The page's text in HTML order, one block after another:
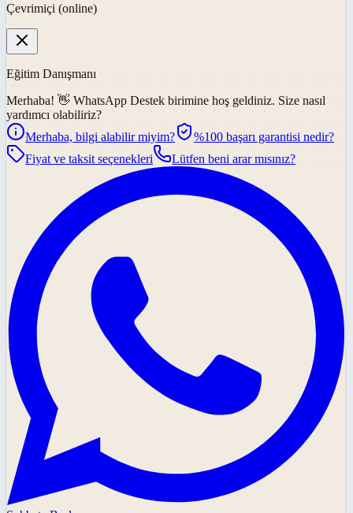
Çevrimiçi (online)
Eğitim Danışmanı
Merhaba! 👋 WhatsApp Destek birimine hoş geldiniz. Size nasıl
yardımcı olabiliriz?
Merhaba, bilgi alabilir miyim?
%100 başarı garantisi nedir?
Fiyat ve taksit seçenekleri
Lütfen beni arar mısınız?